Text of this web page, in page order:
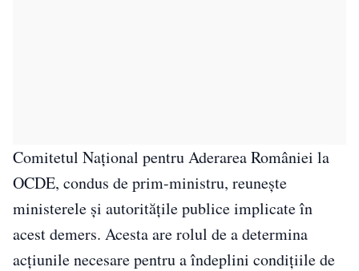
Comitetul Național pentru Aderarea României la
OCDE, condus de prim-ministru, reunește
ministerele și autoritățile publice implicate în
acest demers. Acesta are rolul de a determina
acțiunile necesare pentru a îndeplini condițiile de